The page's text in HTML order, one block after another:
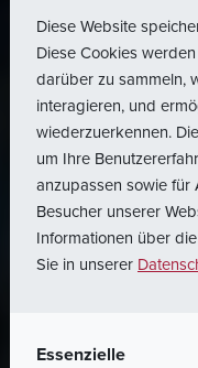
Diese Website
Diese Cookies
darüber zu sammeln,
interagieren, und
wiederzuerkennen.
um Ihre
anzupassen sowie
Besucher unserer
Informationen über
Sie in unserer
Essenzielle